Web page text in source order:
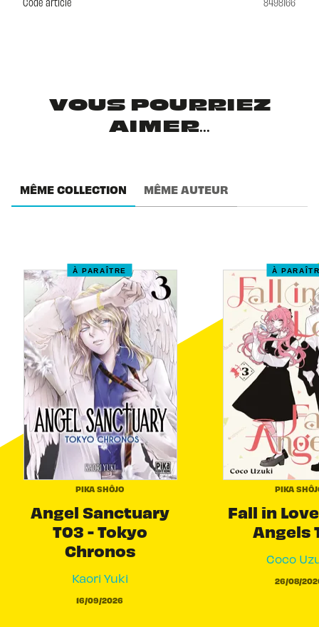
VOUS POURRIEZ
AIMER...
MÊME COLLECTION MÊME AUTEUR
À PARAÎTRE
PIKA SHÔJO
Angel Sanctuary
T03 - Tokyo
Chronos
Kaori Yuki
16/09/2026
À
PIKA
Fall in
Angels
Coco
26/08/